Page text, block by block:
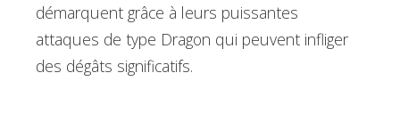
démarquent grâce à leurs puissantes
attaques de type Dragon qui peuvent infliger
des dégâts significatifs.